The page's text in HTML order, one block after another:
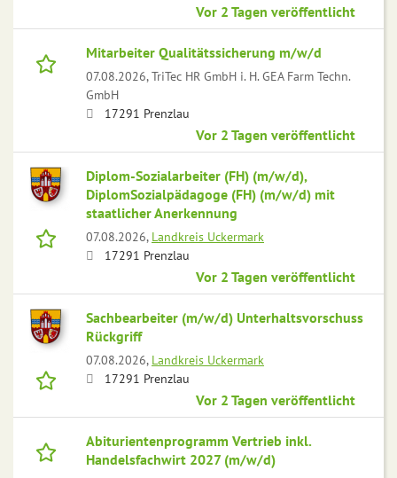
Vor 2 Tagen veröffentlicht
Mitarbeiter Qualitätssicherung m/w/d
07.08.2026,TriTec HR GmbH i. H. GEA Farm Techn.
GmbH
17291 Prenzlau
Vor 2 Tagen veröffentlicht
Diplom-Sozialarbeiter (FH) (m/w/d),
DiplomSozialpädagoge (FH) (m/w/d) mit
staatlicher Anerkennung
07.08.2026, Landkreis Uckermark
17291 Prenzlau
Vor 2 Tagen veröffentlicht
Sachbearbeiter (m/w/d) Unterhaltsvorschuss
Rückgriff
07.08.2026, Landkreis Uckermark
17291 Prenzlau
Vor 2 Tagen veröffentlicht
Abiturientenprogramm Vertrieb inkl.
Handelsfachwirt 2027 (m/w/d)